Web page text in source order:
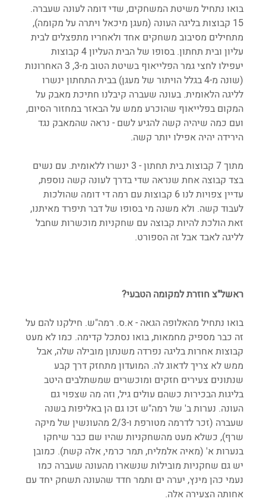
בואו נתחיל משיטת המשחקים, שדי דומה לעונה שעברה.
15 קבוצות בליגה העונה (מעגן מיכאל ויתרה על מקומה),
מתחילים מסיבוב משחקים אחד ולאחריו מתפצלים לבית
עליון ובית תחתון. בסופו של הבית העליון 4 קבוצות
יעפילו לחצי גמר הפלייאוף בשיטת הטוב מ-3, 3 האחרונות
(שונה מ-4 בגלל הויתור של מעגן) בבית התחתון ינשרו
לליגה הלאומית. בעונה שעברה קיבלנו חתיכת מאבק על
המקום בפלייאוף שהוכרע ממש על הבאזר במחזור הסיום,
ועם כמה שיהיה קשה להגיע לשם - נראה שהמאבק נגד
הירידה יהיה אפילו יותר קשה.
מתוך 7 קבוצות בית תחתון - 3 ינשרו ללאומית. עם נשים
בצד קבוצה אחת שנראה שדי בדרך לעונה קשה נוספת,
עדיין צפויות לנו 6 קבוצות עם רמה די דומה שהולכות
לעבוד קשה. ולא משנה מי בסופו של דבר תיפרד מאיתנו,
זאת הולכת להיות קבוצה עם שחקניות מוכשרות שחבל
לליגה לאבד אבל זה הספורט.
ראשל"צ חוזרת למקומה הטבעי?
בואו נתחיל מהאלופה הגאה - א.ס. רמה"ש. חילקנו להם על
זה כבר מספיק מחמאות, בואו נסתכל קדימה. כמו לא מעט
קבוצות אחרות בליגה נפרדה משנתון מובילה שלה, אבל
ממש לא צריך לדאוג לה. המועדון מתחזק דרך קבע
שנתונים צעירים חזקים ומוכשרים שמשתלבים היטב
בליגות הבכירות כשהם עולים גיל, וזה מה שצפוי גם
העונה. נערות ב' של רמה"ש זכו גם הן באליפות בשנה
שעברה (זכר לדרמה מטורפת ו-2/3 מהעונשין של מיקה
שרף), כשלא מעט מהשחקניות שהיו שם כבר שיחקו
בנערות א' (מאיה אלמליח, תמר כרמי, אלה קשת). כמובן
יש גם שחקניות מובילות שנשארו מהעונה שעברה כמו
נעמי כהן מינץ, יערה ים ותמר חדד שהעונה תשחק יחד עם
אחותה הצעירה אלה.